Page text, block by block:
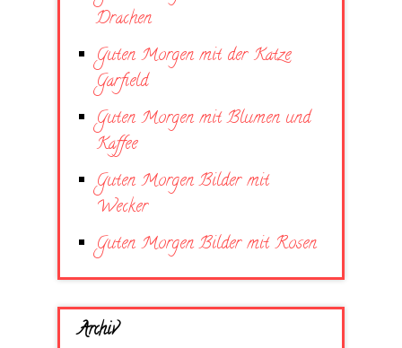
Drachen
Guten Morgen mit der Katze
Garfield
Guten Morgen mit Blumen und
Kaffee
Guten Morgen Bilder mit
Wecker
Guten Morgen Bilder mit Rosen
Archiv